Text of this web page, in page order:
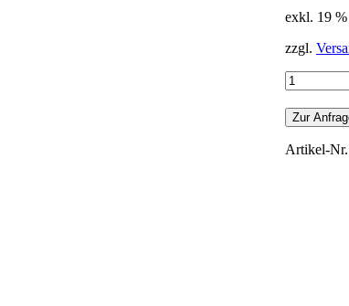
exkl. 19
zzgl.
3-
flammig
Menge
Zur
Artikel-Nr.